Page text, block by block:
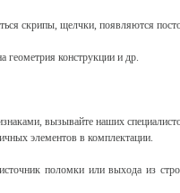
скрипы, щелчки, появляются
геометрия конструкции и др.
вызывайте наших
элементов в комплектации.
поломки или выхода из